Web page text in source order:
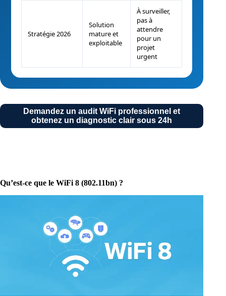
Stratégie 2026
Solution
mature et
exploitable
À surveiller,
pas à
attendre
pour un
projet
urgent
Demandez un audit WiFi professionnel et
obtenez un diagnostic clair sous 24h
Qu’est-ce que le WiFi 8 (802.11bn) ?